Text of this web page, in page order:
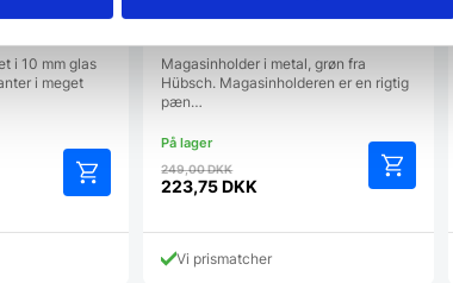
i 10 mm glas
i meget
Magasinholder i metal, grøn fra
Hübsch. Magasinholderen er en rigtig
pæn…
249,00DKKDen
oprindelige
var:
249,00 DKK.
223,75DKK
aktuelle
pris
er:Vi prismatcher